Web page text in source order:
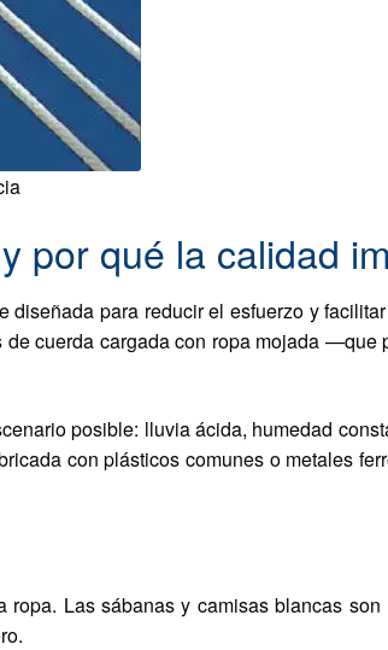
por qué la calidad
para reducir el esfuerzo y
de cuerda cargada con ropa mojada
posible: lluvia ácida, humedad
con plásticos comunes o metales
Las sábanas y camisas blancas